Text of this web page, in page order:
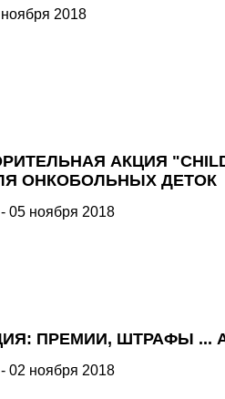
2018
АКЦИЯ
ОНКОБОЛЬНЫХ ДЕТОК
05 ноября 2018
ПРЕМИИ, ШТРАФЫ ...
02 ноября 2018